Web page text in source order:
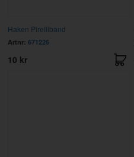
Haken Pirelliband
Artnr: 671226
10 kr